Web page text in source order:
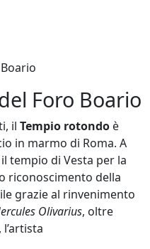
Foro Boario
il Tempio rotondo è
in marmo di Roma. A
tempio di Vesta per la
riconoscimento della
grazie al rinvenimento
Olivarius, oltre